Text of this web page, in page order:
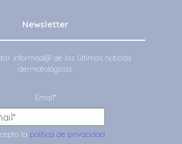
Newsletter
informad@ de las últimas noticias
dermatológicas.
Email*
la política de privacidad